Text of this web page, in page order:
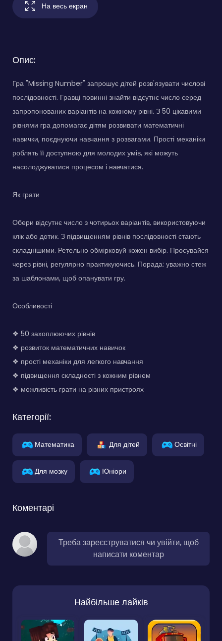
На весь екран
Опис:
Гра "Missing Number" запрошує дітей розв'язувати числові
послідовності. Гравці повинні знайти відсутнє число серед
запропонованих варіантів на кожному рівні. З 50 цікавими
рівнями гра допомагає дітям розвивати математичні
навички, поєднуючи навчання з розвагами. Прості механіки
роблять її доступною для молодих умів, які можуть
насолоджуватися процесом і навчатися.
Як грати
Обери відсутнє число з чотирьох варіантів, використовуючи
клік або дотик. З підвищенням рівнів послідовності стають
складнішими. Ретельно обмірковуй кожен вибір. Просувайся
через рівні, регулярно практикуючись. Порада: уважно стеж
за шаблонами, щоб опанувати гру.
Особливості
❖ 50 захоплюючих рівнів
❖ розвиток математичних навичок
❖ прості механіки для легкого навчання
❖ підвищення складності з кожним рівнем
❖ можливість грати на різних пристроях
Категорії:
Математика Для дітей Освітні
Для мозку Юніори
Коментарі
Треба зареєструватися чи увійти, щоб
написати коментар
Найбільше лайків